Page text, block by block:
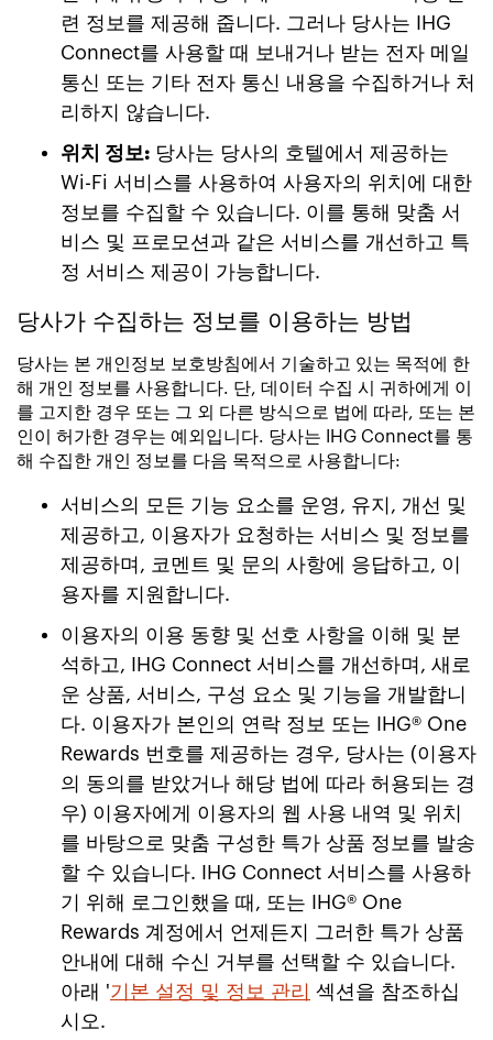
련 정보를 제공해 줍니다. 그러나 당사는 IHG
Connect를 사용할 때 보내거나 받는 전자 메일
통신 또는 기타 전자 통신 내용을 수집하거나 처
리하지 않습니다.
위치 정보: 당사는 당사의 호텔에서 제공하는
Wi-Fi 서비스를 사용하여 사용자의 위치에 대한
정보를 수집할 수 있습니다. 이를 통해 맞춤 서
비스 및 프로모션과 같은 서비스를 개선하고 특
정 서비스 제공이 가능합니다.
당사가 수집하는 정보를 이용하는 방법
당사는 본 개인정보 보호방침에서 기술하고 있는 목적에 한
해 개인 정보를 사용합니다. 단, 데이터 수집 시 귀하에게 이
를 고지한 경우 또는 그 외 다른 방식으로 법에 따라, 또는 본
인이 허가한 경우는 예외입니다. 당사는 IHG Connect를 통
해 수집한 개인 정보를 다음 목적으로 사용합니다:
서비스의 모든 기능 요소를 운영, 유지, 개선 및
제공하고, 이용자가 요청하는 서비스 및 정보를
제공하며, 코멘트 및 문의 사항에 응답하고, 이
용자를 지원합니다.
이용자의 이용 동향 및 선호 사항을 이해 및 분
석하고, IHG Connect 서비스를 개선하며, 새로
운 상품, 서비스, 구성 요소 및 기능을 개발합니
다. 이용자가 본인의 연락 정보 또는 IHG® One
Rewards 번호를 제공하는 경우, 당사는 (이용자
의 동의를 받았거나 해당 법에 따라 허용되는 경
우) 이용자에게 이용자의 웹 사용 내역 및 위치
를 바탕으로 맞춤 구성한 특가 상품 정보를 발송
할 수 있습니다. IHG Connect 서비스를 사용하
기 위해 로그인했을 때, 또는 IHG® One
Rewards 계정에서 언제든지 그러한 특가 상품
안내에 대해 수신 거부를 선택할 수 있습니다.
아래 '기본 설정 및 정보 관리
섹션을 참조하십
시오.